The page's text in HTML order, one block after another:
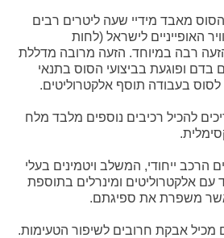
מאבד מידיי שעה ליטרים רבים
האופייניים לישראל (לחות
רבה במיוחד. הזעה מרובה מדללת
בדם ופוגעת בביצועי הסוס בתנאי
בעבודה תוסף אלקטרוליטים.
להכיל רכיבים נוספים מלבד מלח
הרכב ייחודי, המשלב ויטמינים בעלי
עם אלקטרוליטים ומינרלים בתוספת
אשר משפרת את ספיגתם.
מכיל אבקת חרובים לשיפור הטעימות.